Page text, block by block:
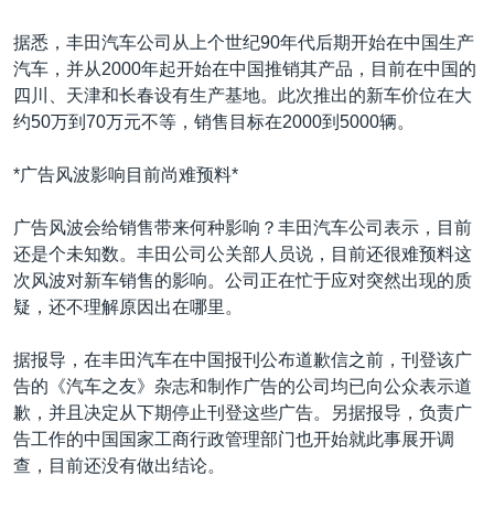
据悉，丰田汽车公司从上个世纪90年代后期开始在中国生产
汽车，并从2000年起开始在中国推销其产品，目前在中国的
四川、天津和长春设有生产基地。此次推出的新车价位在大
约50万到70万元不等，销售目标在2000到5000辆。
*广告风波影响目前尚难预料*
广告风波会给销售带来何种影响？丰田汽车公司表示，目前
还是个未知数。丰田公司公关部人员说，目前还很难预料这
次风波对新车销售的影响。公司正在忙于应对突然出现的质
疑，还不理解原因出在哪里。
据报导，在丰田汽车在中国报刊公布道歉信之前，刊登该广
告的《汽车之友》杂志和制作广告的公司均已向公众表示道
歉，并且决定从下期停止刊登这些广告。另据报导，负责广
告工作的中国国家工商行政管理部门也开始就此事展开调
查，目前还没有做出结论。